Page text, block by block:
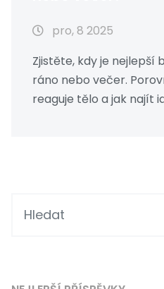
pro, 8 2025
Zjistěte, kdy je nejlepší
ráno nebo večer.
reaguje tělo a jak najít